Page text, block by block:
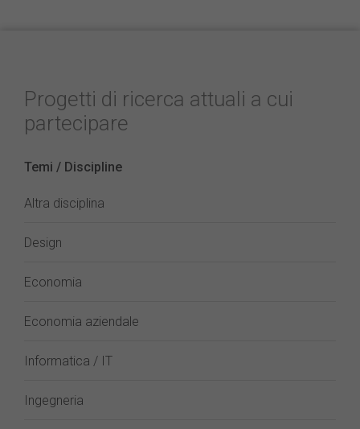
Progetti di ricerca attuali a cui
partecipare
Temi / Discipline
Altra disciplina
Design
Economia
Economia aziendale
Informatica / IT
Ingegneria